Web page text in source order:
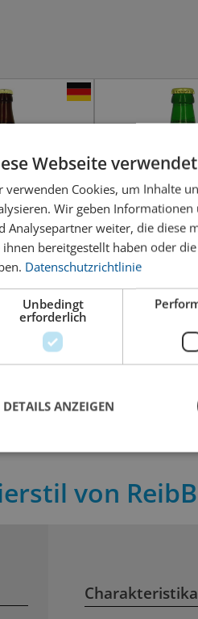
Hell
+ 0.30 Depot
50 cl
Einbecker Ur-
Inhalt:
von
Charakteristika
Webseite
verwenden Cookies, um Inhalte
Wir geben
Analysepartner weiter, die diese
ihnen bereitgestellt haben oder
Datenschutzrichtlinie
Unbedingt
erforderlich
DETAILS ANZEIGEN